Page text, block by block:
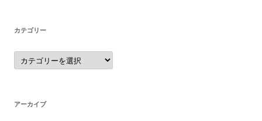
カテゴリー
カ
テ
ゴ
アーカイブ